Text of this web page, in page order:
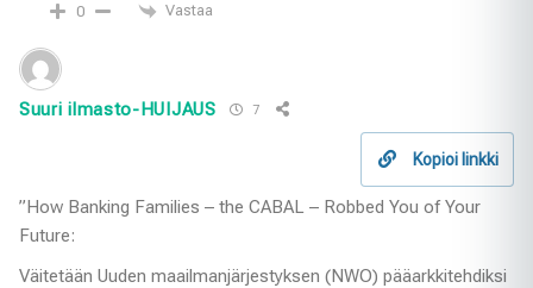
0 Vastaa
Suuri ilmasto-HUIJAUS 7
Kopioi linkki
”How Banking Families – the CABAL – Robbed You of Your
Future:
Väitetään Uuden maailmanjärjestyksen (NWO) pääarkkitehdiksi